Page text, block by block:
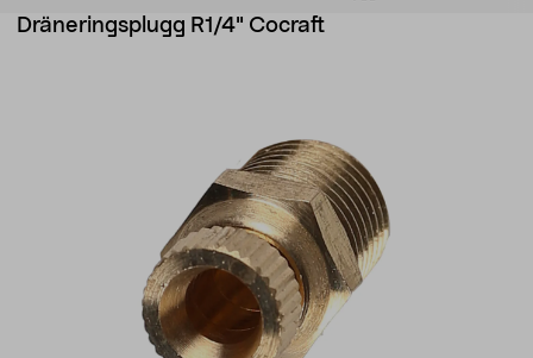
Dräneringsplugg R1/4" Cocraft